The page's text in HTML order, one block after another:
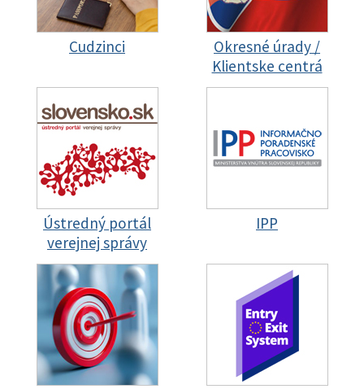
Cudzinci
Okresné úrady /
Klientske centrá
Ústredný portál
verejnej správy
IPP